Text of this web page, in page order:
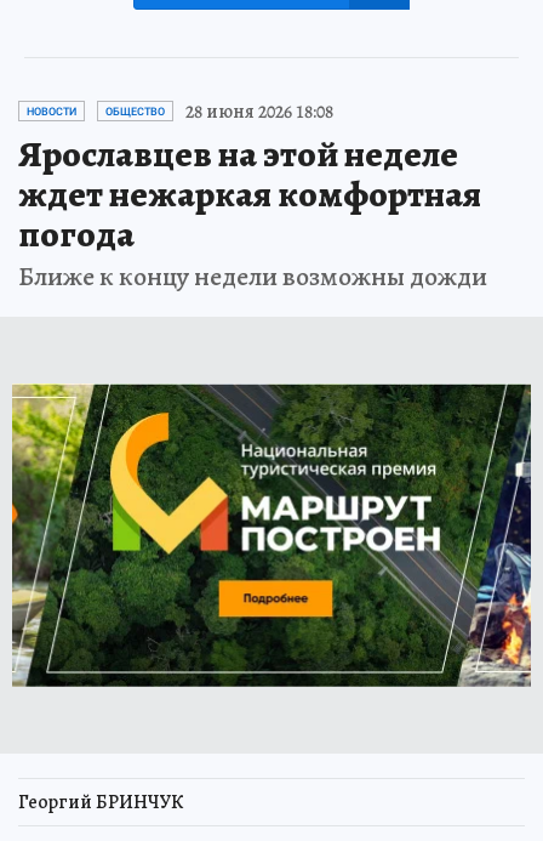
НОВОСТИ ОБЩЕСТВО 28 июня 2026 18:08
Ярославцев на этой неделе
ждет нежаркая комфортная
погода
Ближе к концу недели возможны дожди
Георгий БРИНЧУК